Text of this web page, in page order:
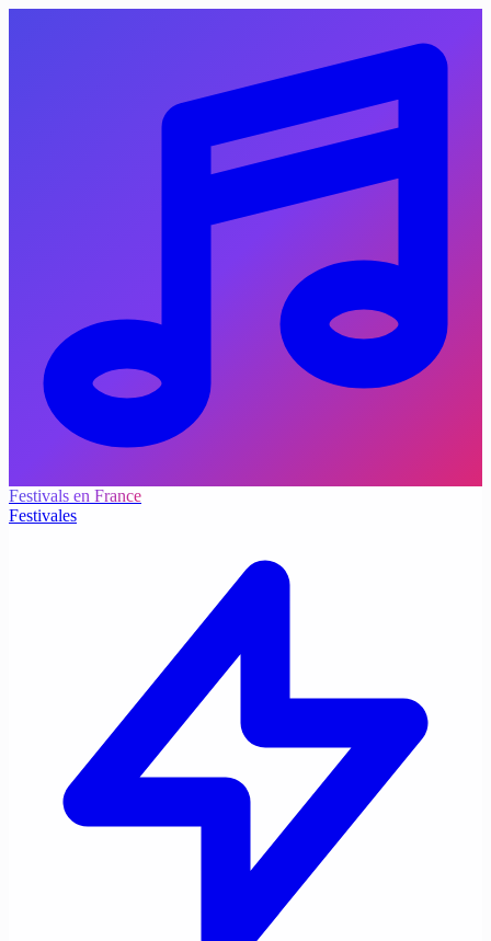
Festivals en France
Festivales